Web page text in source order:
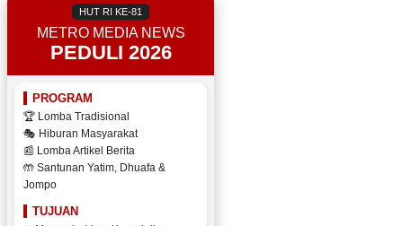
HUT RI KE-81
METRO MEDIA NEWS
PEDULI 2026
PROGRAM
🏆 Lomba Tradisional
🎭 Hiburan Masyarakat
📰 Lomba Artikel Berita
🤲 Santunan Yatim, Dhuafa &
Jompo
TUJUAN